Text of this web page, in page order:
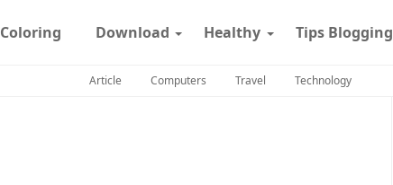
Coloring Download Healthy Tips Blogging
Article Computers Travel Technology